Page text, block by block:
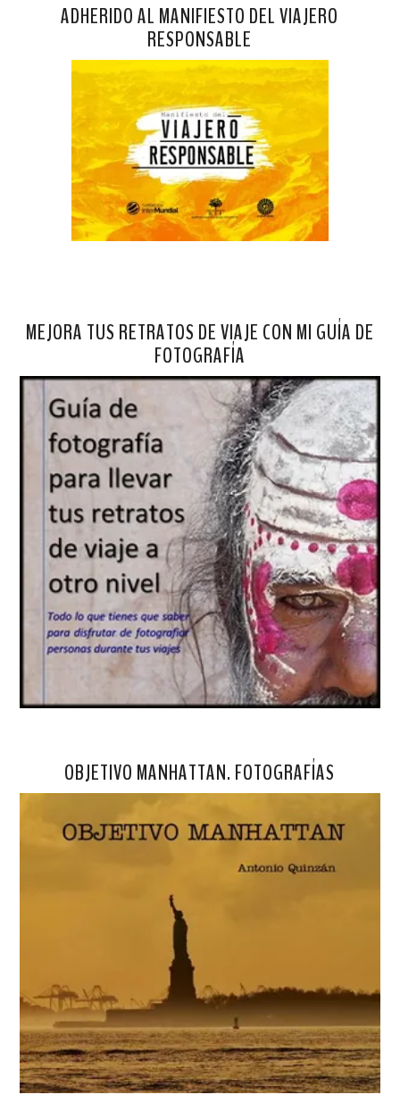
ADHERIDO AL MANIFIESTO DEL VIAJERO
RESPONSABLE
MEJORA TUS RETRATOS DE VIAJE CON MI GUÍA DE
FOTOGRAFÍA
OBJETIVO MANHATTAN. FOTOGRAFÍAS